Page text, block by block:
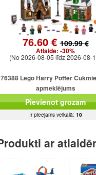
76.60 €109.99 €
Atlaide: -30%
(No 2026-08-05 līdz 2026-08-
76388 Lego Harry Potter
apmeklējums
Pievienot grozam
Ir pieejams veikalā: 10
ar